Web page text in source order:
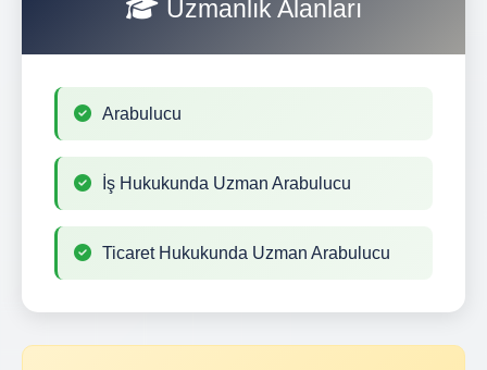
Uzmanlık Alanları
Arabulucu
İş Hukukunda Uzman Arabulucu
Ticaret Hukukunda Uzman Arabulucu